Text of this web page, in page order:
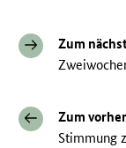
Zum
Zum
Stimmung